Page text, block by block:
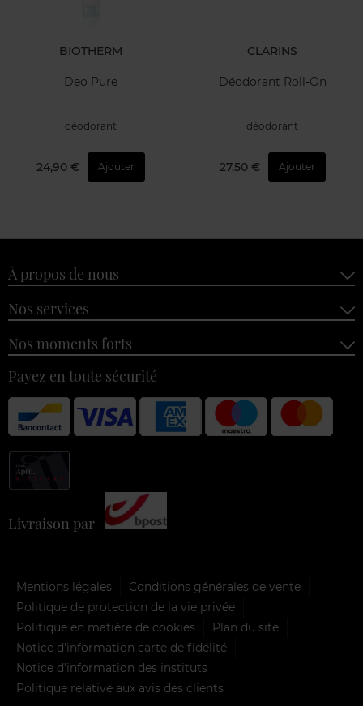
BIOTHERM
Deo Pure
déodorant
24,90 € Ajouter
CLARINS
Déodorant Roll-On
déodorant
27,50 € Ajouter
À propos de nous
Nos services
Nos moments forts
Payez en toute sécurité
Livraison par
Mentions légales
Conditions générales de vente
Politique de protection de la vie privée
Politique en matière de cookies
Plan du site
Notice d'information carte de fidélité
Notice d’information des instituts
Politique relative aux avis des clients